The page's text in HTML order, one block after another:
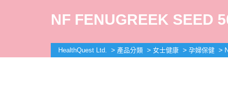
NF FENUGREEK SEED
HealthQuest Ltd. > 產品分類 > 女士健康 > 孕婦保健 >